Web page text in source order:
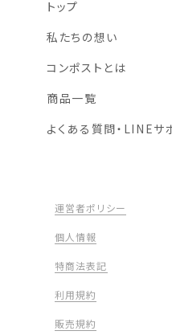
トップ
私たちの想い
コンポストとは
商品一覧
よくある質問・LINEサ
運営者ポリシー
個人情報
特商法表記
利用規約
販売規約